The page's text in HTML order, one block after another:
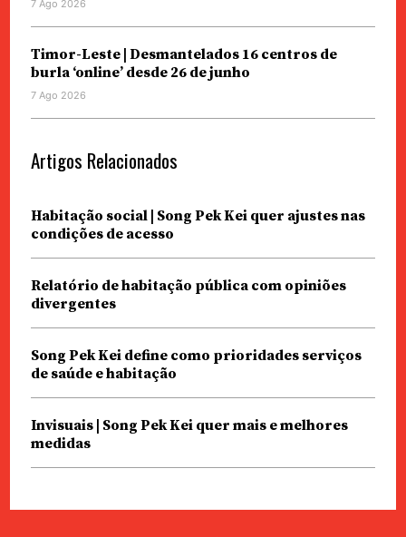
7 Ago 2026
Timor-Leste | Desmantelados 16 centros de
burla ‘online’ desde 26 de junho
7 Ago 2026
Artigos Relacionados
Habitação social | Song Pek Kei quer ajustes nas
condições de acesso
Relatório de habitação pública com opiniões
divergentes
Song Pek Kei define como prioridades serviços
de saúde e habitação
Invisuais | Song Pek Kei quer mais e melhores
medidas